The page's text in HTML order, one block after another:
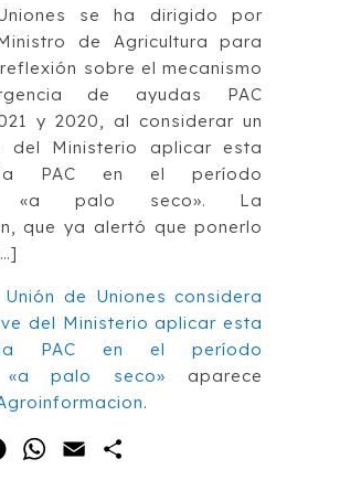
se ha dirigido por
de Agricultura para
sobre el mecanismo
de ayudas PAC
y 2020, al considerar un
del Ministerio aplicar esta
PAC en el período
«a palo seco». La
que ya alertó que ponerlo
Unión de Uniones considera
del Ministerio aplicar esta
PAC en el período
«a palo seco» aparece
.
FacebookWhatsApp
Email